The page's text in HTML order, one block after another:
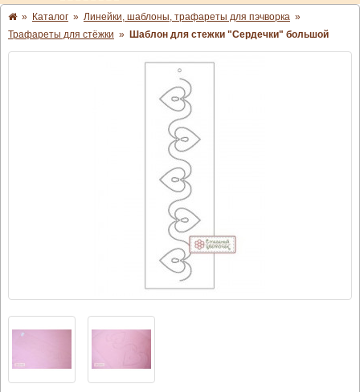
» Каталог » Линейки, шаблоны, трафареты для пэчворка »
Трафареты для стёжки » Шаблон для стежки "Сердечки" большой